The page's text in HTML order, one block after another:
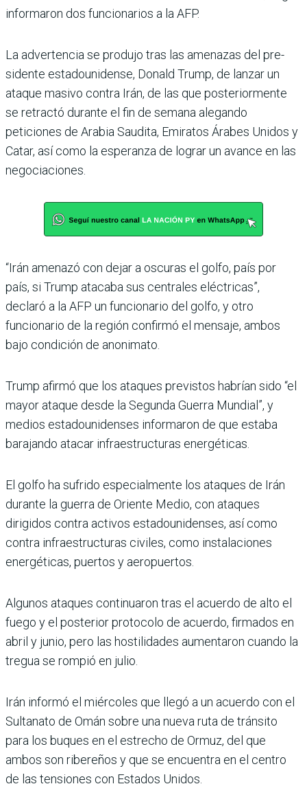
informaron dos funcio­narios a la AFP.
La advertencia se produjo tras las amenazas del pre­
sidente estadounidense, Donald Trump, de lanzar un
ataque masivo contra Irán, de las que posteriormente
se retractó durante el fin de semana alegando
peticiones de Arabia Saudita, Emiratos Árabes Unidos y
Catar, así como la esperanza de lograr un avance en las
negociacio­nes.
“Irán amenazó con dejar a oscuras el golfo, país por
país, si Trump atacaba sus centrales eléctricas”,
declaró a la AFP un funcionario del golfo, y otro
funcionario de la región confirmó el men­saje, ambos
bajo condición de anonimato.
Trump afirmó que los ata­ques previstos habrían sido “el
mayor ataque desde la Segunda Guerra Mundial”, y
medios estadounidenses informaron de que estaba
barajando atacar infraestruc­turas energéticas.
El golfo ha sufrido especial­mente los ataques de Irán
durante la guerra de Oriente Medio, con ataques
dirigidos contra activos estadouniden­ses, así como
contra infraes­tructuras civiles, como insta­laciones
energéticas, puertos y aeropuertos.
Algunos ataques continua­ron tras el acuerdo de alto el
fuego y el posterior protocolo de acuerdo, firmados en
abril y junio, pero las hostilidades aumentaron cuando la
tregua se rompió en julio.
Irán informó el miércoles que llegó a un acuerdo con el
Sul­tanato de Omán sobre una nueva ruta de tránsito
para los buques en el estrecho de Ormuz, del que
ambos son ribereños y que se encuentra en el centro
de las tensiones con Estados Unidos.